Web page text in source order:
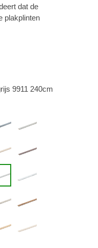
dat de
plakplinten
9911 240cm